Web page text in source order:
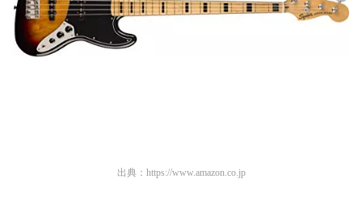
出典： https://www.amazon.co.jp